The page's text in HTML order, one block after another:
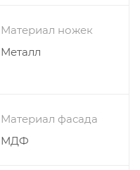
Открытие за
4
за
металл ,высотой
идет только по
Материал ножек
Металл
Материал фасада
МДФ